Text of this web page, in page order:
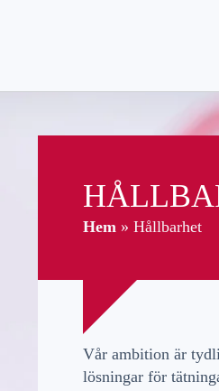
Hem » Hållbarhet
Vår ambition är
lösningar för